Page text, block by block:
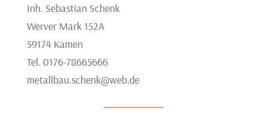
Inh. Sebastian Schenk
Werver Mark 152A
59174 Kamen
Tel. 0176-78665666
metallbau.schenk@web.de